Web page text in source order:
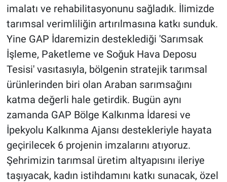
imalatı ve rehabilitasyonunu sağladık. İlimizde
tarımsal verimliliğin artırılmasına katkı sunduk.
Yine GAP İdaremizin desteklediği 'Sarımsak
İşleme, Paketleme ve Soğuk Hava Deposu
Tesisi' vasıtasıyla, bölgenin stratejik tarımsal
ürünlerinden biri olan Araban sarımsağını
katma değerli hale getirdik. Bugün aynı
zamanda GAP Bölge Kalkınma İdaresi ve
İpekyolu Kalkınma Ajansı destekleriyle hayata
geçirilecek 6 projenin imzalarını atıyoruz.
Şehrimizin tarımsal üretim altyapısını ileriye
taşıyacak, kadın istihdamını katkı sunacak, özel